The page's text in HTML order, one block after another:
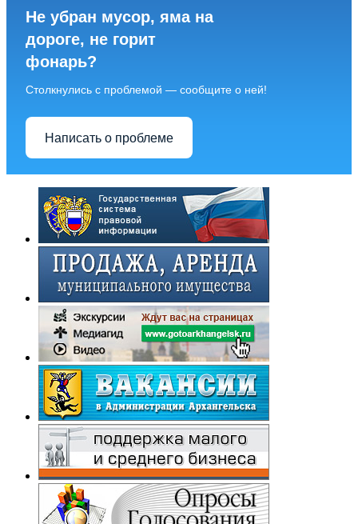
Не убран мусор, яма на
дороге, не горит
фонарь?
Столкнулись с проблемой — сообщите о ней!
Написать о проблеме